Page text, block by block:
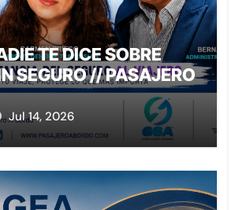
TE DICE SOBRE
SEGURO // PASAJERO
Jul 14, 2026